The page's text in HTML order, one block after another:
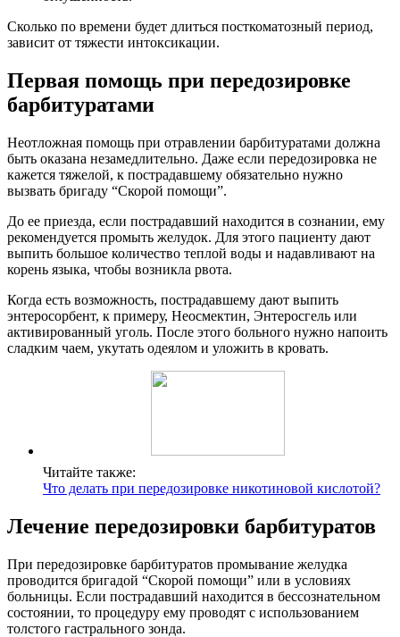
Сколько по времени будет длиться посткоматозный период,
зависит от тяжести интоксикации.
Первая помощь при передозировке
барбитуратами
Неотложная помощь при отравлении барбитуратами должна
быть оказана незамедлительно. Даже если передозировка не
кажется тяжелой, к пострадавшему обязательно нужно
вызвать бригаду “Скорой помощи”.
До ее приезда, если пострадавший находится в сознании, ему
рекомендуется промыть желудок. Для этого пациенту дают
выпить большое количество теплой воды и надавливают на
корень языка, чтобы возникла рвота.
Когда есть возможность, пострадавшему дают выпить
энтеросорбент, к примеру, Неосмектин, Энтеросгель или
активированный уголь. После этого больного нужно напоить
сладким чаем, укутать одеялом и уложить в кровать.
Читайте также:
Что делать при передозировке никотиновой кислотой?
Лечение передозировки барбитуратов
При передозировке барбитуратов промывание желудка
проводится бригадой “Скорой помощи” или в условиях
больницы. Если пострадавший находится в бессознательном
состоянии, то процедуру ему проводят с использованием
толстого гастрального зонда.